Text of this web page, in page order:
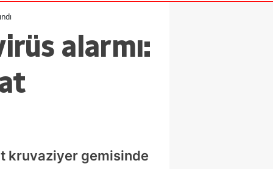
alarmı:
kruvaziyer gemisinde